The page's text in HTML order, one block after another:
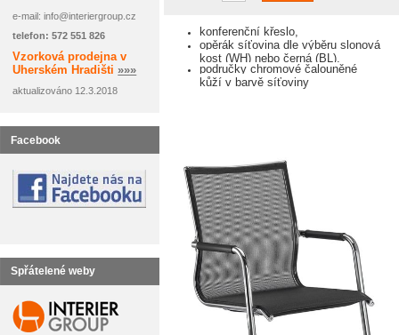
e-mail: info@interiergroup.cz
telefon: 572 551 826
Vzorková prodejna v
Uherském Hradišti »»»
aktualizováno 12.3.2018
Facebook
Spřátelené weby
konferenční křeslo,
opěrák síťovina dle výběru slonová
kost (WH) nebo černá (BL),
područky chromové čalouněné
kůží v barvě síťoviny